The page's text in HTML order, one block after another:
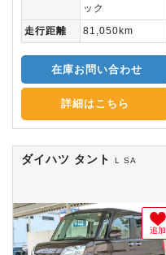
ック
走行距離
81,050km
在庫お問い合わせ
詳細はこちら
ダイハツ タント L SA
追加